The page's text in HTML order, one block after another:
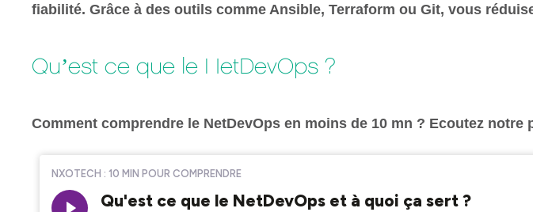
fiabilité. Grâce à des outils comme Ansible, Terraform ou Git, vous
Qu’est ce que le NetDevOps ?
Comment comprendre le NetDevOps en moins de 10 mn ? Ecoutez notre